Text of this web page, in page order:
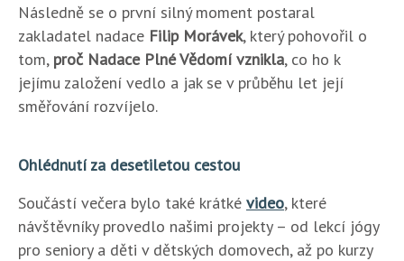
Následně se o první silný moment postaral
zakladatel nadace Filip Morávek, který pohovořil o
tom, proč Nadace Plné Vědomí vznikla, co ho k
jejímu založení vedlo a jak se v průběhu let její
směřování rozvíjelo.
Ohlédnutí za desetiletou cestou
Součástí večera bylo také krátké video, které
návštěvníky provedlo našimi projekty – od lekcí jógy
pro seniory a děti v dětských domovech, až po kurzy